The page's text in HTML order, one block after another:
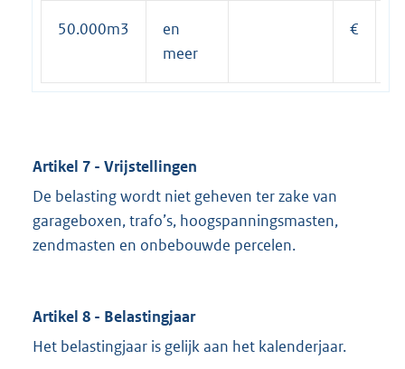
50.000m3
en
meer
€
Artikel 7 - Vrijstellingen
De belasting wordt niet geheven ter zake van
garageboxen, trafo’s, hoogspanningsmasten,
zendmasten en onbebouwde percelen.
Artikel 8 - Belastingjaar
Het belastingjaar is gelijk aan het kalenderjaar.